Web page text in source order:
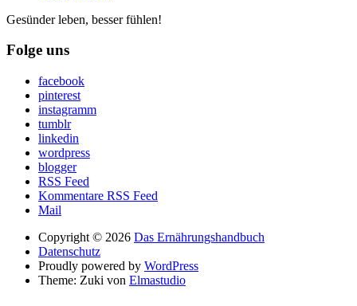
Gesünder leben, besser fühlen!
Folge uns
facebook
pinterest
instagramm
tumblr
linkedin
wordpress
blogger
RSS Feed
Kommentare RSS Feed
Mail
Copyright © 2026 Das Ernährungshandbuch
Datenschutz
Proudly powered by WordPress
Theme: Zuki von Elmastudio